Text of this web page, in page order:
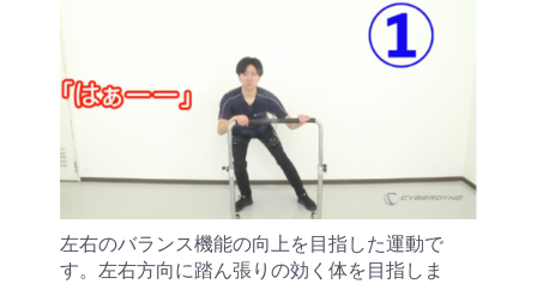
左右のバランス機能の向上を目指した運動で
す。左右方向に踏ん張りの効く体を目指しま